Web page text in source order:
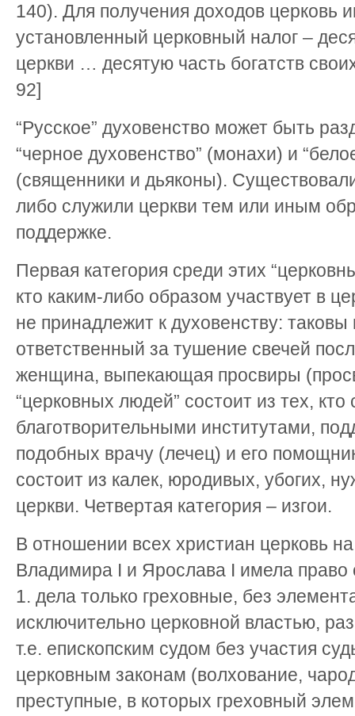
140). Для получения доходов церковь
установленный церковный налог –
церкви … десятую часть богатств
92]
“Русское” духовенство может быть
“черное духовенство” (монахи) и
(священники и дьяконы).
либо служили церкви тем или иным
поддержке.
Первая категория среди этих
кто каким-либо образом участвует в
не принадлежит к духовенству:
ответственный за тушение свечей
женщина, выпекающая просвиры
“церковных людей” состоит из тех, кто
благотворительными институтами,
подобных врачу (лечец) и его
состоит из калек, юродивых, убогих,
церкви. Четвертая категория – изгои.
В отношении всех христиан церковь
Владимира I и Ярослава I имела
1. дела только греховные, без
исключительно церковной властью,
т.е. епископским судом без участия
церковным законам (волхование,
преступные, в которых греховный